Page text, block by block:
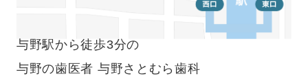
与野駅から徒歩3分の
与野の歯医者 与野さとむら歯科